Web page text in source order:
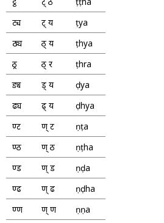
ट्य
ट् य
ṭya
ठ्य
ठ् य
ṭhya
ठ्र
ठ् र
ṭhra
ड्य
ड् य
ḍya
ढ्य
ढ् य
ḍhya
ण्ट
ण् ट
ṇṭa
ण्ठ
ण् ठ
ṇṭha
ण्ड
ण् ड
ṇḍa
ण्ढ
ण् ढ
ṇḍha
ण्ण
ण् ण
ṇṇa